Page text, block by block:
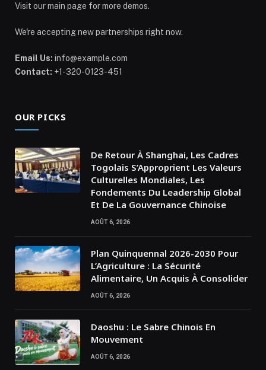
Visit our main page for more demos.
We're accepting new partnerships right now.
Email Us: info@example.com
Contact: +1-320-0123-451
OUR PICKS
De Retour À Shanghai, Les Cadres
Togolais S’Approprient Les Valeurs
Culturelles Mondiales, Les
Fondements Du Leadership Global
Et De La Gouvernance Chinoise
AOÛT 6, 2026
Plan Quinquennal 2026-2030 Pour
L’Agriculture : La Sécurité
Alimentaire, Un Acquis À Consolider
AOÛT 6, 2026
Daoshu : Le Sabre Chinois En
Mouvement
AOÛT 6, 2026